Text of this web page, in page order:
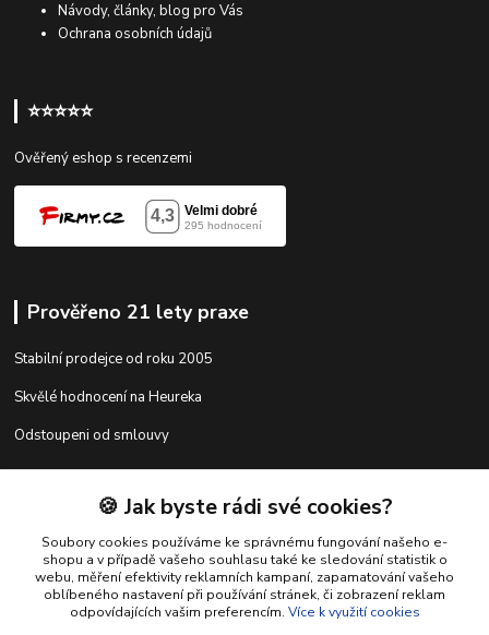
Návody, články, blog pro Vás
Ochrana osobních údajů
⭐⭐⭐⭐⭐
Ověřený eshop s recenzemi
Prověřeno 21 lety praxe
Stabilní prodejce od roku 2005
Skvělé hodnocení na Heureka
Odstoupeni od smlouvy
Kontakty
shop@racing-tuning-shop.cz
🍪 Jak byste rádi své cookies?
Soubory cookies používáme ke správnému fungování našeho e-
shopu a v případě vašeho souhlasu také ke sledování statistik o
webu, měření efektivity reklamních kampaní, zapamatování vašeho
oblíbeného nastavení při používání stránek, či zobrazení reklam
odpovídajících vašim preferencím. Více k využití cookies